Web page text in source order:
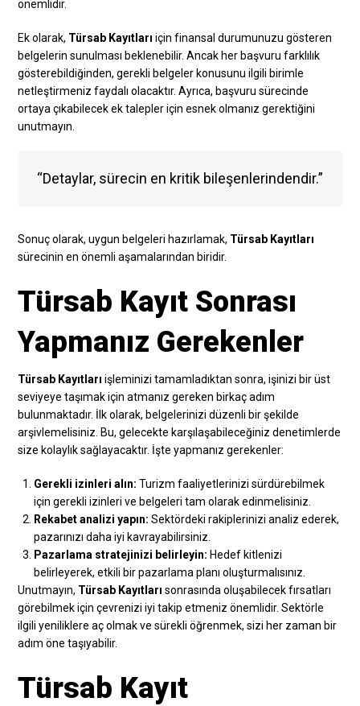
önemlidir.
Ek olarak, Türsab Kayıtları için finansal durumunuzu gösteren
belgelerin sunulması beklenebilir. Ancak her başvuru farklılık
gösterebildiğinden, gerekli belgeler konusunu ilgili birimle
netleştirmeniz faydalı olacaktır. Ayrıca, başvuru sürecinde
ortaya çıkabilecek ek talepler için esnek olmanız gerektiğini
unutmayın.
“Detaylar, sürecin en kritik bileşenlerindendir.”
Sonuç olarak, uygun belgeleri hazırlamak, Türsab Kayıtları
sürecinin en önemli aşamalarından biridir.
Türsab Kayıt Sonrası
Yapmanız Gerekenler
Türsab Kayıtları işleminizi tamamladıktan sonra, işinizi bir üst
seviyeye taşımak için atmanız gereken birkaç adım
bulunmaktadır. İlk olarak, belgelerinizi düzenli bir şekilde
arşivlemelisiniz. Bu, gelecekte karşılaşabileceğiniz denetimlerde
size kolaylık sağlayacaktır. İşte yapmanız gerekenler:
Gerekli izinleri alın: Turizm faaliyetlerinizi sürdürebilmek
için gerekli izinleri ve belgeleri tam olarak edinmelisiniz.
Rekabet analizi yapın: Sektördeki rakiplerinizi analiz ederek,
pazarınızı daha iyi kavrayabilirsiniz.
Pazarlama stratejinizi belirleyin: Hedef kitlenizi
belirleyerek, etkili bir pazarlama planı oluşturmalısınız.
Unutmayın, Türsab Kayıtları sonrasında oluşabilecek fırsatları
görebilmek için çevrenizi iyi takip etmeniz önemlidir. Sektörle
ilgili yeniliklere aç olmak ve sürekli öğrenmek, sizi her zaman bir
adım öne taşıyabilir.
Türsab Kayıt